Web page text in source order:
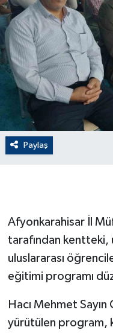
Paylaş
Afyonkarahisar İl
tarafından
uluslararası
eğitimi programı
Hacı Mehmet
yürütülen program,
Dünya
EĞİTİM
EKONOMİ
English News
Finans
GENEL
GÜNDEM
Güvenlik